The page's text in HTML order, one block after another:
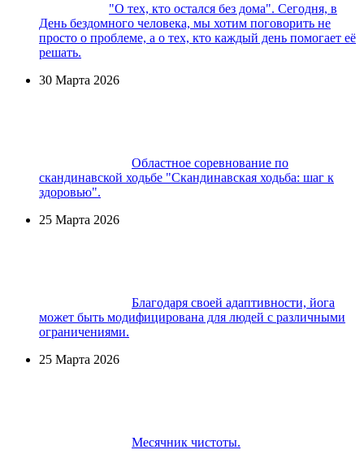
"О тех, кто остался без дома". Сегодня, в
День бездомного человека, мы хотим поговорить не
просто о проблеме, а о тех, кто каждый день помогает её
решать.
30 Марта 2026
Областное соревнование по
скандинавской ходьбе "Скандинавская ходьба: шаг к
здоровью".
25 Марта 2026
Благодаря своей адаптивности, йога
может быть модифицирована для людей с различными
ограничениями.
25 Марта 2026
Месячник чистоты.